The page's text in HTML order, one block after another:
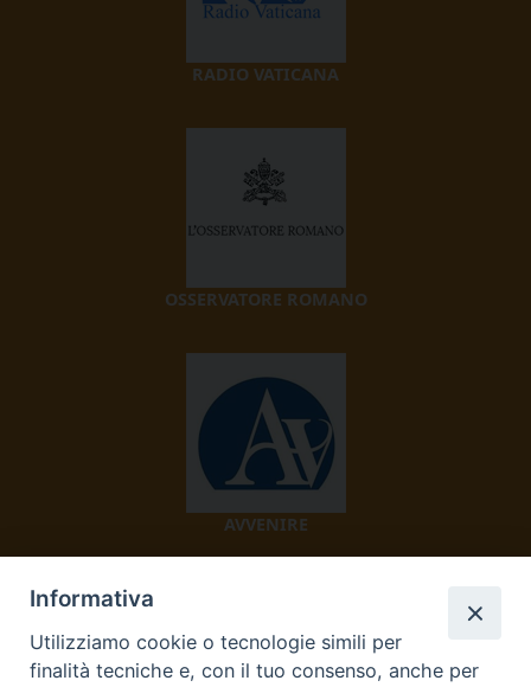
RADIO VATICANA
OSSERVATORE ROMANO
AVVENIRE
Informativa
Utilizziamo cookie o tecnologie simili per
finalità tecniche e, con il tuo consenso, anche per